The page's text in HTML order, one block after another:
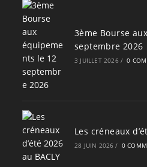
3ème Bourse
septembre 2026
3 JUILLET 2026 / 0
Les créneaux
28 JUIN 2026 / 0